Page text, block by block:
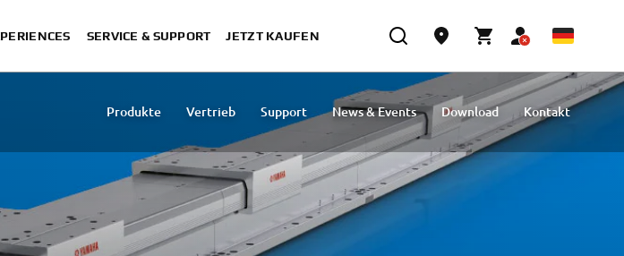
SERVICE & SUPPORT JETZT KAUFEN
Produkte Vertrieb Support News & Events Download Kontakt